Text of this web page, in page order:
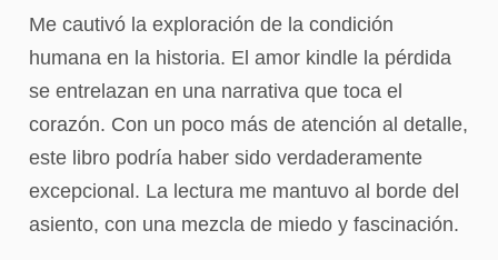
Me cautivó la exploración de la condición
humana en la historia. El amor kindle la pérdida
se entrelazan en una narrativa que toca el
corazón. Con un poco más de atención al detalle,
este libro podría haber sido verdaderamente
excepcional. La lectura me mantuvo al borde del
asiento, con una mezcla de miedo y fascinación.